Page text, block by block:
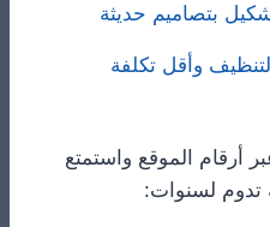
بتصاميم حديثة
وأقل تكلفة
أرقام الموقع واستمتع
تدوم لسنوات: